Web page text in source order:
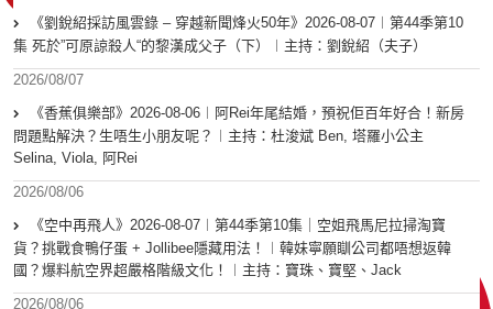
《劉銳紹採訪風雲錄 – 穿越新聞烽火50年》2026-08-07︱第44季第10
集 死於”可原諒殺人“的黎漢成父子（下）︱主持：劉銳紹（夫子）
2026/08/07
《香蕉俱樂部》2026-08-06︱阿Rei年尾結婚，預祝佢百年好合！新房
問題點解決？生唔生小朋友呢？︱主持：杜浚斌 Ben, 塔羅小公主
Selina, Viola, 阿Rei
2026/08/06
《空中再飛人》2026-08-07︱第44季第10集｜空姐飛馬尼拉掃淘寶
貨？挑戰食鴨仔蛋 + Jollibee隱藏用法！︱韓妹寧願瞓公司都唔想返韓
國？爆料航空界超嚴格階級文化！︱主持：寶珠、寶堅、Jack
2026/08/06